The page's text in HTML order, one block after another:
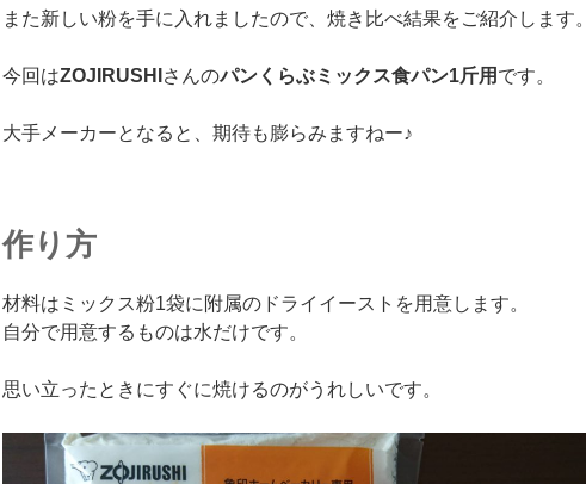
また新しい粉を手に入れましたので、焼き比べ結果をご紹介します。
今回はZOJIRUSHI さんのパンくらぶミックス食パン1斤用 です。
大手メーカーとなると、期待も膨らみますねー♪
作り方
材料はミックス粉1袋に附属のドライイーストを用意します。
自分で用意するものは水だけです。
思い立ったときにすぐに焼けるのがうれしいです。